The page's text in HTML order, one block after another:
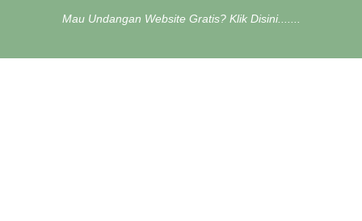
Mau Undangan Website Gratis? Klik Disini.......